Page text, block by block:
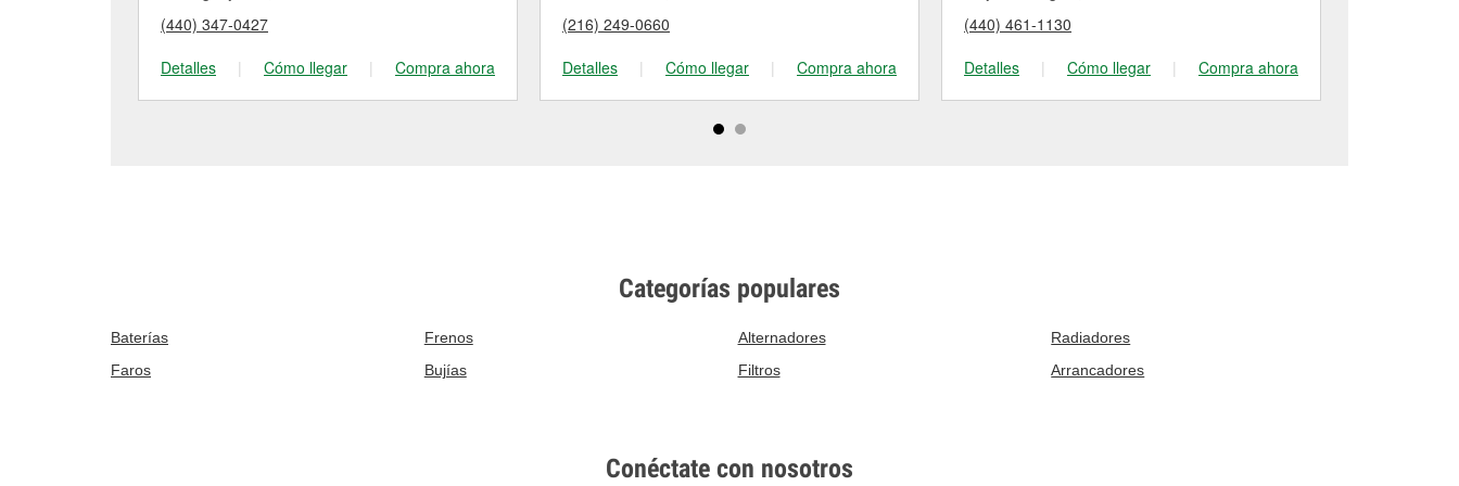
(440) 347-0427
Detalles
| Cómo llegar | Compra ahora
(216) 249-0660
Detalles
| Cómo llegar | Compra ahora
(440) 461-1130
Detalles
| Cómo llegar | Compra ahora
Categorías populares
Baterías Frenos Alternadores
Radiadores
Faros
Bujías Filtros Arrancadores
Conéctate con nosotros